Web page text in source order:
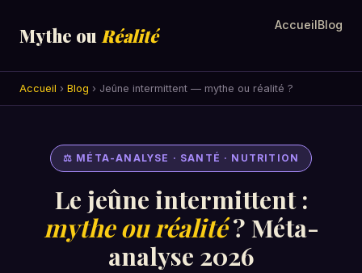
Mythe ou Réalité AccueilBlog
Accueil › Blog › Jeûne intermittent — mythe ou réalité ?
⚖ MÉTA-ANALYSE · SANTÉ · NUTRITION
Le jeûne intermittent :
mythe ou réalité? Méta-
analyse 2026